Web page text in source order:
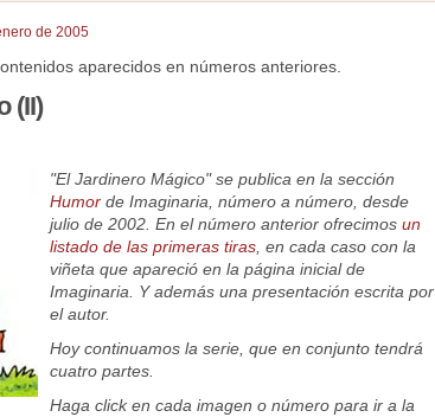
de 2005
aparecidos en números anteriores.
(II)
"El Jardinero Mágico" se publica en la sección
Humorde Imaginaria, número a número, desde
julio de 2002. En el número anterior ofrecimos un
listado de las primeras tiras, en cada caso con la
viñeta que apareció en la página inicial de
Imaginaria. Y además una presentación escrita por
el autor.
Hoy continuamos la serie, que en conjunto tendrá
cuatro partes.
Haga click en cada imagen o número para ir a la